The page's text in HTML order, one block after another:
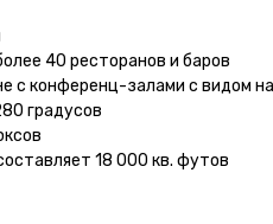
40 ресторанов и баров
с конференц-залами с видом
градусов
18 000 кв. футов